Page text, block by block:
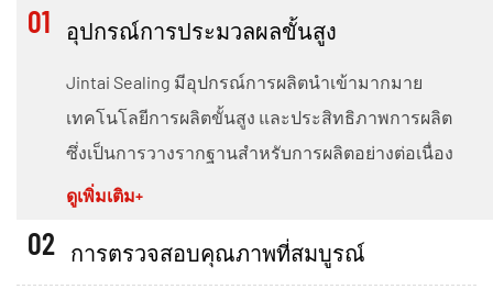
01 อุปกรณ์การประมวลผลขั้นสูง
Jintai Sealing มีอุปกรณ์การผลิตนำเข้ามากมาย
เทคโนโลยีการผลิตขั้นสูง และประสิทธิภาพการผลิต
ซึ่งเป็นการวางรากฐานสำหรับการผลิตอย่างต่อเนื่อง
ดูเพิ่มเติม+
02 การตรวจสอบคุณภาพที่สมบูรณ์